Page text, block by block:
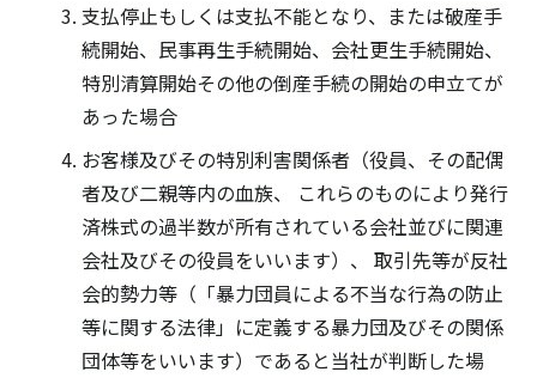
支払停止もしくは支払不能となり、または破産手
続開始、民事再生手続開始、会社更生手続開始、
特別清算開始その他の倒産手続の開始の申立てが
あった場合
お客様及びその特別利害関係者（役員、その配偶
者及び二親等内の血族、 これらのものにより発行
済株式の過半数が所有されている会社並びに関連
会社及びその役員をいいます）、 取引先等が反社
会的勢力等（「暴力団員による不当な行為の防止
等に関する法律」に定義する暴力団及びその関係
団体等をいいます）であると当社が判断した場